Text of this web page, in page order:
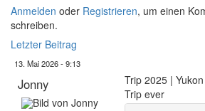
Anmelden oder Registrieren, um einen
schreiben.
Letzter Beitrag
13. Mai 2026 - 9:13
Jonny
Trip 2025 |
Trip ever